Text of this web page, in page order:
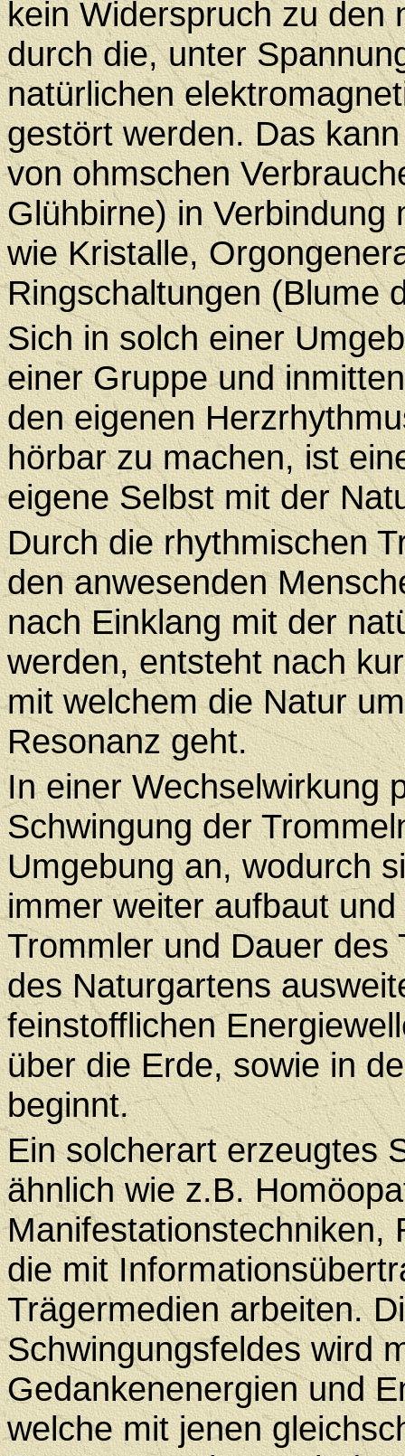
kein Widerspruch zu den
durch die, unter
natürlichen
gestört werden. Das
von ohmschen
Glühbirne) in Verbindung
wie Kristalle,
Ringschaltungen (Blume
Sich in solch einer
einer Gruppe und
den eigenen
hörbar zu machen, ist
eigene Selbst mit der
Durch die rhythmischen
den anwesenden
nach Einklang mit der
werden, entsteht nach
mit welchem die Natur
Resonanz geht.
In einer Wechselwirkung
Schwingung der
Umgebung an, wodurch
immer weiter aufbaut
Trommler und Dauer des
des Naturgartens
feinstofflichen
über die Erde, sowie in
beginnt.
Ein solcherart erzeugtes
ähnlich wie z.B.
Manifestationstechniken,
die mit
Trägermedien arbeiten.
Schwingungsfeldes wird
Gedankenenergien und
welche mit jenen